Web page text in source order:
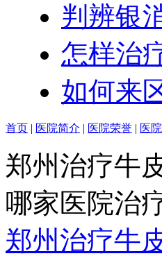
判辨银
怎样治
如何来
首页 | 医院简介 | 医院荣誉 | 医
郑州治疗牛
哪家医院治
郑州治疗牛